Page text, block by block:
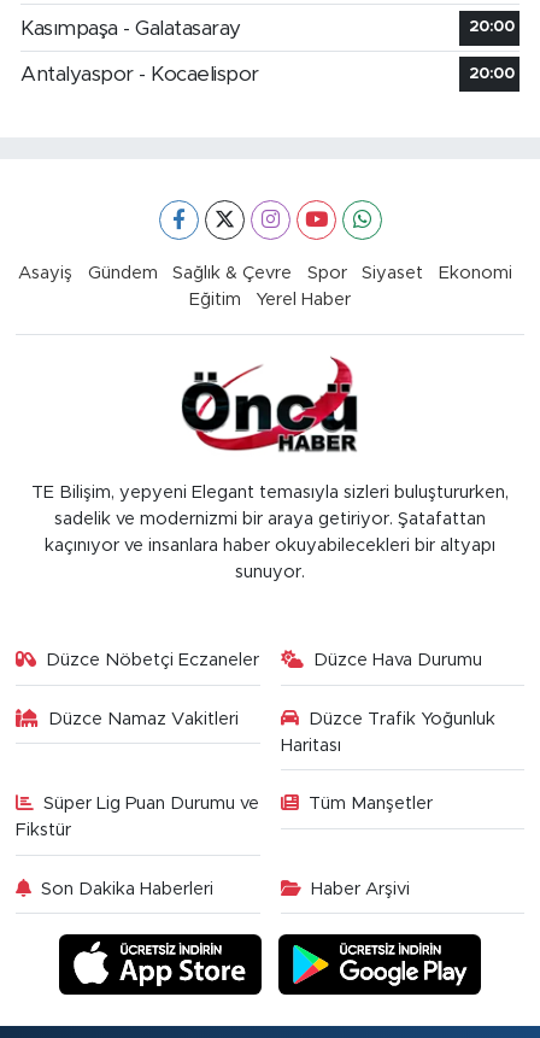
Kasımpaşa - Galatasaray 20:00
Antalyaspor - Kocaelispor 20:00
Asayiş Gündem Sağlık & Çevre Spor Siyaset
Ekonomi
Eğitim
Yerel Haber
TE Bilişim, yepyeni Elegant temasıyla sizleri buluştururken,
sadelik ve modernizmi bir araya getiriyor. Şatafattan
kaçınıyor ve insanlara haber okuyabilecekleri bir altyapı
sunuyor.
Düzce Nöbetçi Eczaneler Düzce Hava Durumu
Düzce Namaz Vakitleri
Düzce Trafik Yoğunluk
Haritası
Süper Lig Puan Durumu ve
Fikstür
Tüm Manşetler
Son Dakika Haberleri Haber Arşivi